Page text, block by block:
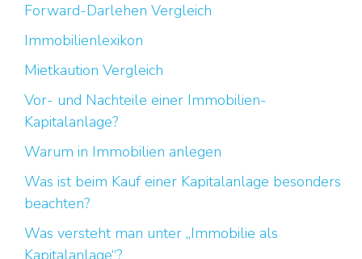
Forward-Darlehen Vergleich
Immobilienlexikon
Mietkaution Vergleich
Vor- und Nachteile einer Immobilien-
Kapitalanlage?
Warum in Immobilien anlegen
Was ist beim Kauf einer Kapitalanlage besonders
beachten?
Was versteht man unter „Immobilie als
Kapitalanlage“?